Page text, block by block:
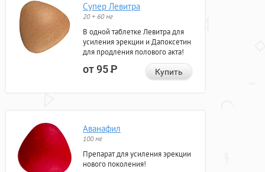
Супер Левитра
20 + 60 мг
В одной таблетке Левитра для
усиления эрекции и Дапоксетин
для продления полового акта!
от 95Р Купить
Аванафил
100 мг
Препарат для усиления эрекции
нового поколения!